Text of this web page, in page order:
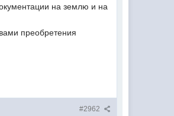
на землю и на
преобретения
#2962